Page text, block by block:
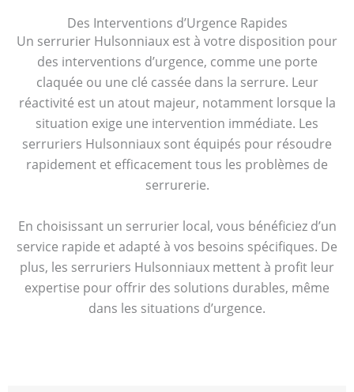
Des Interventions d’Urgence Rapides
Un serrurier Hulsonniaux est à votre disposition pour
des interventions d’urgence, comme une porte
claquée ou une clé cassée dans la serrure. Leur
réactivité est un atout majeur, notamment lorsque la
situation exige une intervention immédiate. Les
serruriers Hulsonniaux sont équipés pour résoudre
rapidement et efficacement tous les problèmes de
serrurerie.
En choisissant un serrurier local, vous bénéficiez d’un
service rapide et adapté à vos besoins spécifiques. De
plus, les serruriers Hulsonniaux mettent à profit leur
expertise pour offrir des solutions durables, même
dans les situations d’urgence.